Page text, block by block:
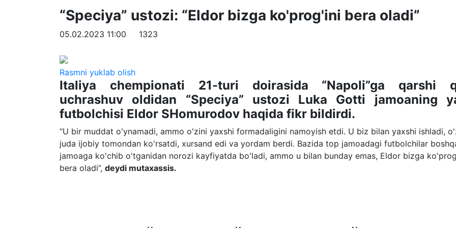
“Speciya” ustozi: “Eldor bizga ko'prog'ini bera oladi”
05.02.2023 11:00 1323
Rasmni yuklab olish
Italiya chempionati 21-turi doirasida “Napoli”ga qarshi
uchrashuv oldidan “Speciya” ustozi Luka Gotti jamoaning
futbolchisi Eldor SHomurodov haqida fikr bildirdi.
“U bir muddat o'ynamadi, ammo o'zini yaxshi formadaligini namoyish etdi. U biz bilan yaxshi ishladi,
juda ijobiy tomondan ko'rsatdi, xursand edi va yordam berdi. Bazida top jamoadagi futbolchilar
jamoaga ko'chib o'tganidan norozi kayfiyatda bo'ladi, ammo u bilan bunday emas, Eldor bizga
bera oladi”, deydi mutaxassis.